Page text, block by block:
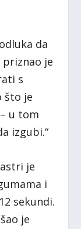
da
priznao je
s
što je
u tom
izgubi.“
je
i
sekundi.
je